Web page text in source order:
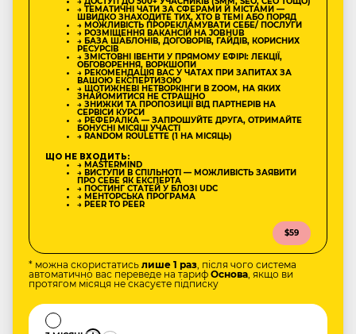
→ ТЕМАТИЧНІ ЧАТИ ЗА СФЕРАМИ Й МІСТАМИ —
ШВИДКО ЗНАХОДИТЕ ТИХ, ХТО В ТЕМІ АБО ПОРЯД
→ МОЖЛИВІСТЬ ПРОРЕКЛАМУВАТИ СЕБЕ/ ПОСЛУГИ
→ РОЗМІЩЕННЯ ВАКАНСІЙ НА JOBHUB
→ БАЗА ШАБЛОНІВ, ДОГОВОРІВ, ГАЙДІВ, КОРИСНИХ
РЕСУРСІВ
→ ЗМІСТОВНІ ІВЕНТИ У ПРЯМОМУ ЕФІРІ: ЛЕКЦІЇ,
ОБГОВОРЕННЯ, ВОРКШОПИ
→ РЕКОМЕНДАЦІЯ ВАС У ЧАТАХ ПРИ ЗАПИТАХ ЗА
ВАШОЮ ЕКСПЕРТИЗОЮ
→ ЩОТИЖНЕВІ НЕТВОРКІНГИ В ZOOM, НА ЯКИХ
ЗНАЙОМИТИСЯ НЕ СТРАШНО
→ ЗНИЖКИ ТА ПРОПОЗИЦІЇ ВІД ПАРТНЕРІВ НА
СЕРВІСИ КУРСИ
→ РЕФЕРАЛКА — ЗАПРОШУЙТЕ ДРУГА, ОТРИМАЙТЕ
БОНУСНІ МІСЯЦІ УЧАСТІ
→ RANDOM ROULETTE (1 НА МІСЯЦЬ)
ЩО НЕ ВХОДИТЬ:
→ MASTERMIND
→ ВИСТУПИ В СПІЛЬНОТІ — МОЖЛИВІСТЬ ЗАЯВИТИ
ПРО СЕБЕ ЯК ЕКСПЕРТА
→ ПОСТИНГ СТАТЕЙ У БЛОЗІ UDC
→ МЕНТОРСЬКА ПРОГРАМА
→ PEER TO PEER
$59
* можна скористатись лише 1 раз, після чого система
автоматично вас переведе на тариф Основа, якщо ви
протягом місяця не скасуєте підписку